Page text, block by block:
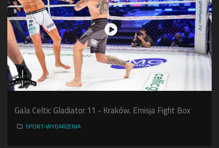
Gala Celtic Gladiator 11 - Kraków. Emisja Fight Box
SPORT-WYDARZENIA